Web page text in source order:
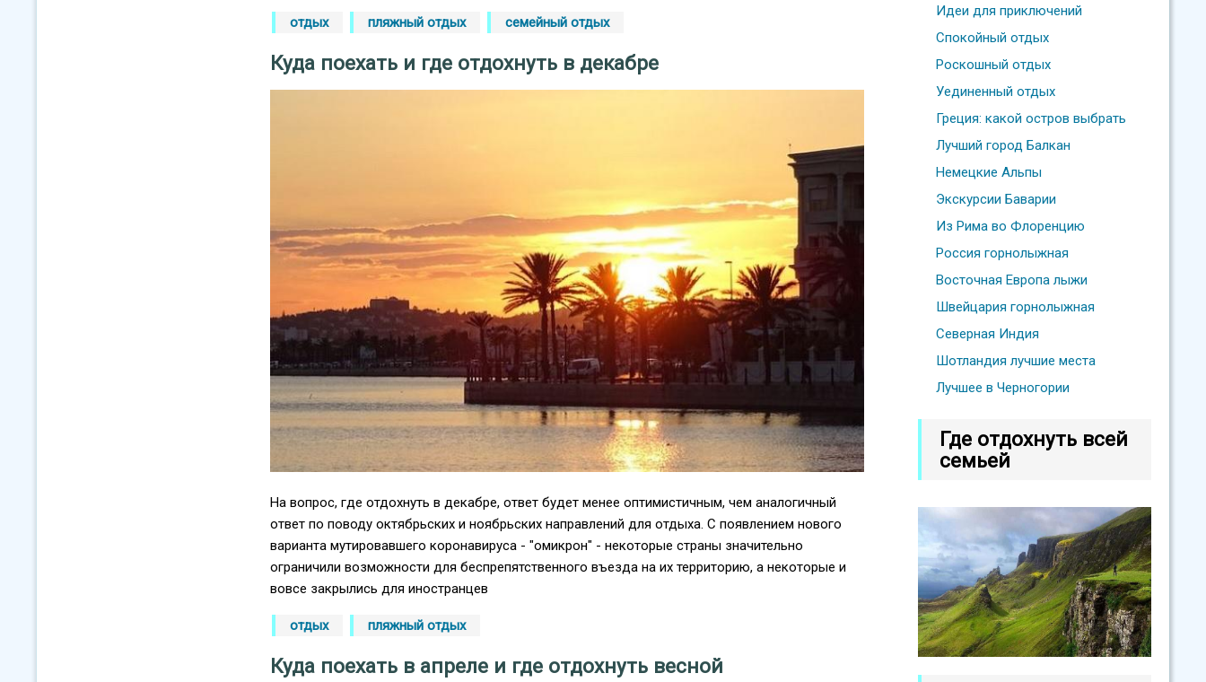
отдых пляжный отдых семейный отдых
Куда поехать и где отдохнуть в декабре
На вопрос, где отдохнуть в декабре, ответ будет менее оптимистичным, чем аналогичный
ответ по поводу октябрьских и ноябрьских направлений для отдыха. С появлением нового
варианта мутировавшего коронавируса - "омикрон" - некоторые страны значительно
ограничили возможности для беспрепятственного въезда на их территорию, а некоторые и
вовсе закрылись для иностранцев
отдых пляжный отдых
Куда поехать в апреле и где отдохнуть весной
Идеи для приключений
Спокойный отдых
Роскошный отдых
Уединенный отдых
Греция: какой остров выбрать
Лучший город Балкан
Немецкие Альпы
Экскурсии Баварии
Из Рима во Флоренцию
Россия горнолыжная
Восточная Европа лыжи
Швейцария горнолыжная
Северная Индия
Шотландия лучшие места
Лучшее в Черногории
Где отдохнуть всей
семьей